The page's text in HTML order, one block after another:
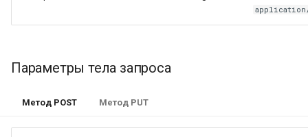
Параметры тела запроса
Метод POST Метод PUT